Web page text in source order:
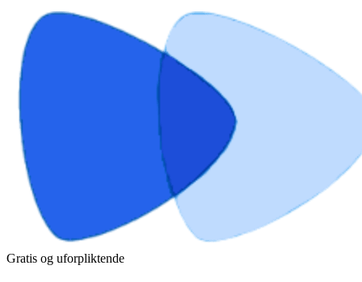
Gratis og uforpliktende